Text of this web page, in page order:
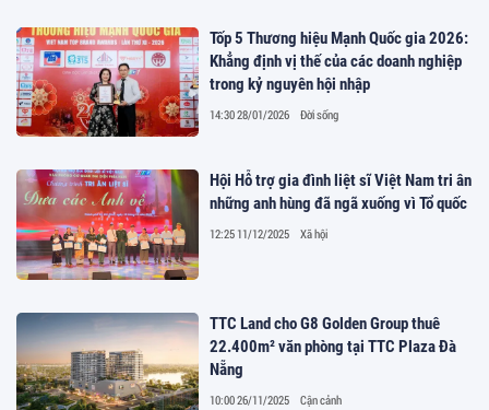
Tốp 5 Thương hiệu Mạnh Quốc gia 2026:
Khẳng định vị thế của các doanh nghiệp
trong kỷ nguyên hội nhập
14:30 28/01/2026 Đời sống
Hội Hỗ trợ gia đình liệt sĩ Việt Nam tri ân
những anh hùng đã ngã xuống vì Tổ quốc
12:25 11/12/2025 Xã hội
TTC Land cho G8 Golden Group thuê
22.400m² văn phòng tại TTC Plaza Đà
Nẵng
10:00 26/11/2025 Cận cảnh